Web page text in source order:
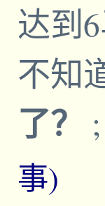
达到
不知
了？ ;
事)